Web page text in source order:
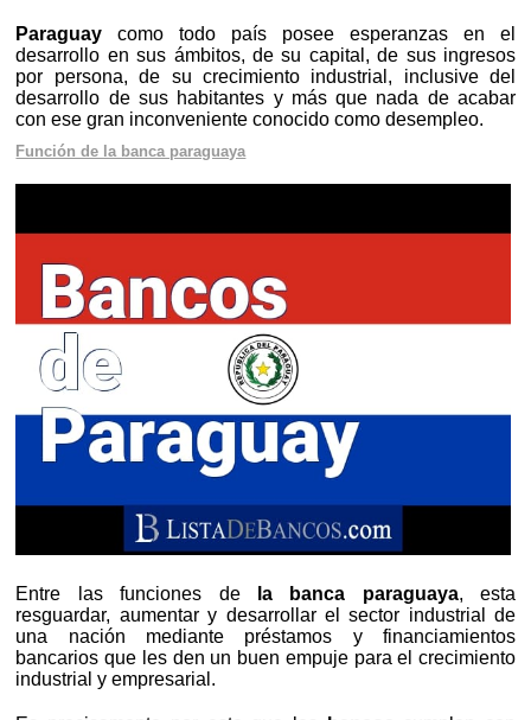
Paraguay como todo país posee esperanzas en el
desarrollo en sus ámbitos, de su capital, de sus ingresos
por persona, de su crecimiento industrial, inclusive del
desarrollo de sus habitantes y más que nada de acabar
con ese gran inconveniente conocido como desempleo.
Función de la banca paraguaya
Entre las funciones de la banca paraguaya, esta
resguardar, aumentar y desarrollar el sector industrial de
una nación mediante préstamos y financiamientos
bancarios que les den un buen empuje para el crecimiento
industrial y empresarial.